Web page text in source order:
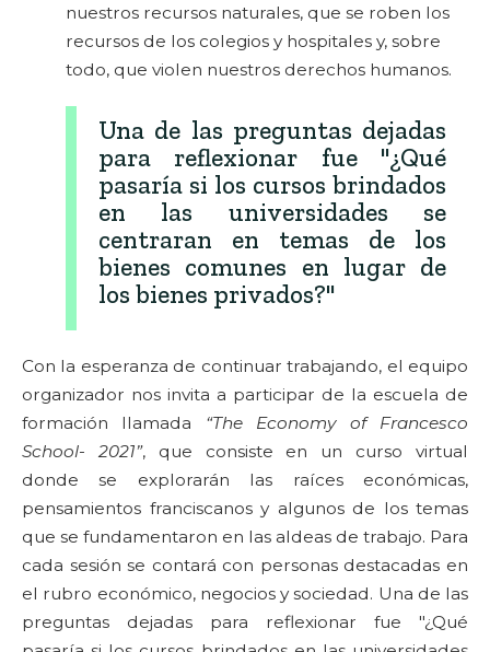
nuestros recursos naturales, que se roben los
recursos de los colegios y hospitales y, sobre
todo, que violen nuestros derechos humanos.
Una de las preguntas dejadas
para reflexionar fue "¿Qué
pasaría si los cursos brindados
en las universidades se
centraran en temas de los
bienes comunes en lugar de
los bienes privados?"
Con la esperanza de continuar trabajando, el equipo
organizador nos invita a participar de la escuela de
formación llamada “The Economy of Francesco
School- 2021”, que consiste en un curso virtual
donde se explorarán las raíces económicas,
pensamientos franciscanos y algunos de los temas
que se fundamentaron en las aldeas de trabajo. Para
cada sesión se contará con personas destacadas en
el rubro económico, negocios y sociedad. Una de las
preguntas dejadas para reflexionar fue "¿Qué